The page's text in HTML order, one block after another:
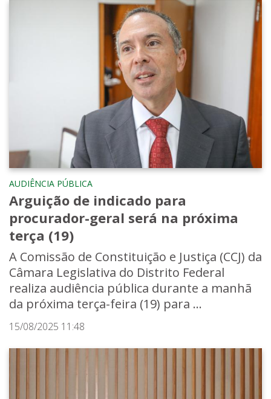
AUDIÊNCIA PÚBLICA
Arguição de indicado para
procurador-geral será na próxima
terça (19)
A Comissão de Constituição e Justiça (CCJ) da
Câmara Legislativa do Distrito Federal
realiza audiência pública durante a manhã
da próxima terça-feira (19) para ...
15/08/2025 11:48